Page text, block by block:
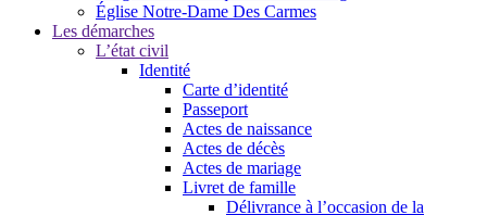
Église Notre-Dame Des Carmes
Les démarches
L’état civil
Identité
Carte d’identité
Passeport
Actes de naissance
Actes de décès
Actes de mariage
Livret de famille
Délivrance à l’occasion de la